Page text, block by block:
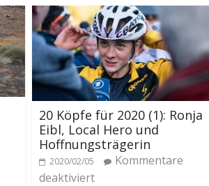
20 Köpfe für 2020 (1): Ronja
Eibl, Local Hero und
Hoffnungsträgerin
2020/02/05
Kommentare
deaktiviert